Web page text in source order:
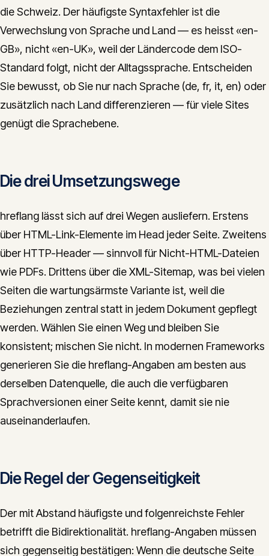
die Schweiz. Der häufigste Syntaxfehler ist die
Verwechslung von Sprache und Land — es heisst «en-
GB», nicht «en-UK», weil der Ländercode dem ISO-
Standard folgt, nicht der Alltagssprache. Entscheiden
Sie bewusst, ob Sie nur nach Sprache (de, fr, it, en) oder
zusätzlich nach Land differenzieren — für viele Sites
genügt die Sprachebene.
Die drei Umsetzungswege
hreflang lässt sich auf drei Wegen ausliefern. Erstens
über HTML-Link-Elemente im Head jeder Seite. Zweitens
über HTTP-Header — sinnvoll für Nicht-HTML-Dateien
wie PDFs. Drittens über die XML-Sitemap, was bei vielen
Seiten die wartungsärmste Variante ist, weil die
Beziehungen zentral statt in jedem Dokument gepflegt
werden. Wählen Sie einen Weg und bleiben Sie
konsistent; mischen Sie nicht. In modernen Frameworks
generieren Sie die hreflang-Angaben am besten aus
derselben Datenquelle, die auch die verfügbaren
Sprachversionen einer Seite kennt, damit sie nie
auseinanderlaufen.
Die Regel der Gegenseitigkeit
Der mit Abstand häufigste und folgenreichste Fehler
betrifft die Bidirektionalität. hreflang-Angaben müssen
sich gegenseitig bestätigen: Wenn die deutsche Seite